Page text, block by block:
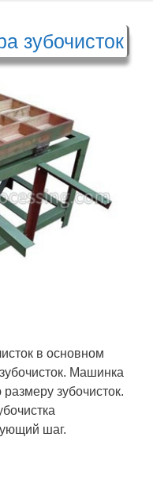
зубочисток
в основном
Машинка
зубочисток.
шаг.